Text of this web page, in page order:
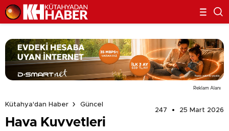
Reklam Alanı
Kütahya'dan Haber
Güncel
247
25 Mart 2026
Hava Kuvvetleri